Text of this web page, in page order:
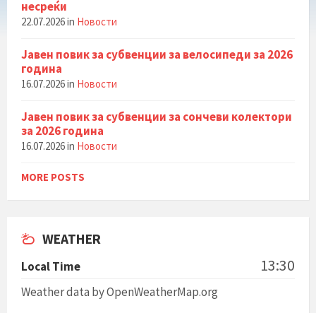
несреќи
22.07.2026in Новости
Јавен повик за субвенции за велосипеди за 2026
година
16.07.2026in Новости
Јавен повик за субвенции за сончеви колектори
за 2026 година
16.07.2026in Новости
MORE POSTS
WEATHER
Local Time 13:30
Weather data by OpenWeatherMap.org